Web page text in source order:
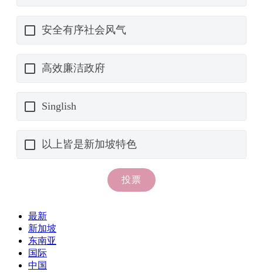
最新
新加坡
东南亚
国际
中国